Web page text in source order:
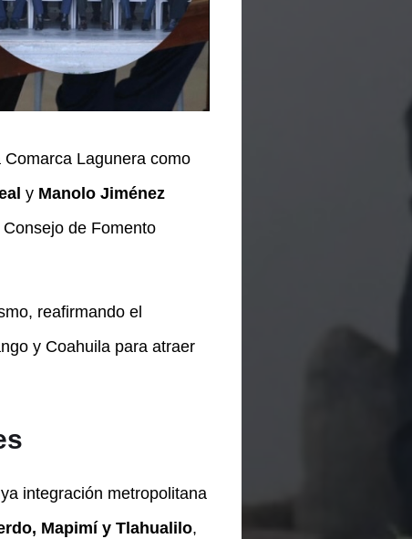
Lagunera como
y Manolo Jiménez
de Fomento
reafirmando el
y Coahuila para atraer
integración metropolitana
Mapimí y Tlahualilo,